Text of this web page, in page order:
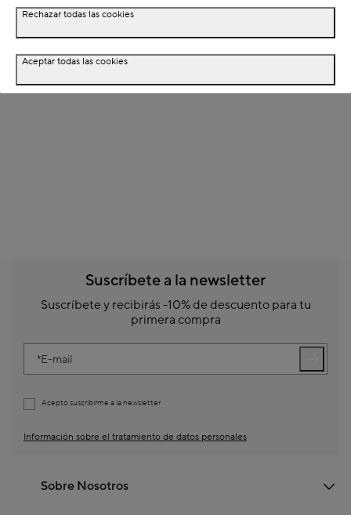
Descripción
Dimensiones
Suscríbete a la newsletter
Suscríbete y recibirás -10% de descuento para tu
primera compra
E-mail
Acepto suscribirme a la newsletter
Información sobre el tratamiento de datos personales
Sobre Nosotros
Rechazar todas las cookies
Aceptar todas las cookies